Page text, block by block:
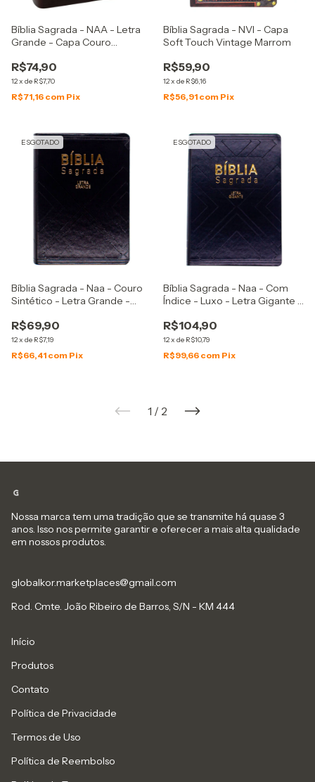
Bíblia Sagrada - NAA - Letra
Grande - Capa Couro
R$74,90
12x de R$7,70
R$71,16 com Pix
Bíblia Sagrada - NVI - Capa
Soft Touch Vintage Marrom
R$59,90
12x de R$6,16
R$56,91 com Pix
ESGOTADO
Bíblia Sagrada - Naa - Couro
Sintético - Letra Grande -
R$69,90
12x de R$7,19
R$66,41 com Pix
ESGOTADO
Bíblia Sagrada - Naa - Com
Índice - Luxo - Letra Gigante -
R$104,90
12x de R$10,79
R$99,66 com Pix
1 / 2
Nossa marca tem uma tradição que se transmite há quase 3
anos. Isso nos permite garantir e oferecer a mais alta qualidade
em nossos produtos.
globalkor.marketplaces@gmail.com
Rod. Cmte. João Ribeiro de Barros, S/N - KM 444
Início
Produtos
Contato
Política de Privacidade
Termos de Uso
Política de Reembolso